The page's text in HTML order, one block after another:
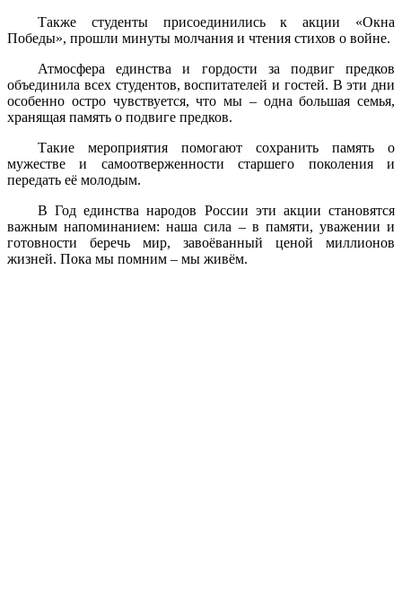
Также студенты присоединились к акции «Окна
Победы», прошли минуты молчания и чтения стихов о войне.
Атмосфера единства и гордости за подвиг предков
объединила всех студентов, воспитателей и гостей. В эти дни
особенно остро чувствуется, что мы – одна большая семья,
хранящая память о подвиге предков.
Такие мероприятия помогают сохранить память о
мужестве и самоотверженности старшего поколения и
передать её молодым.
В Год единства народов России эти акции становятся
важным напоминанием: наша сила – в памяти, уважении и
готовности беречь мир, завоёванный ценой миллионов
жизней. Пока мы помним – мы живём.